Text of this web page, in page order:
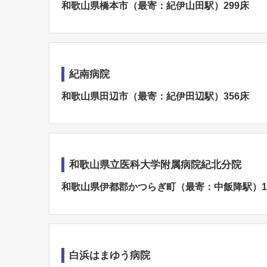
和歌山県橋本市（最寄：紀伊山田駅）299床
紀南病院
和歌山県田辺市（最寄：紀伊田辺駅）356床
和歌山県立医科大学附属病院紀北分院
和歌山県伊都郡かつらぎ町（最寄：中飯降駅）
白浜はまゆう病院